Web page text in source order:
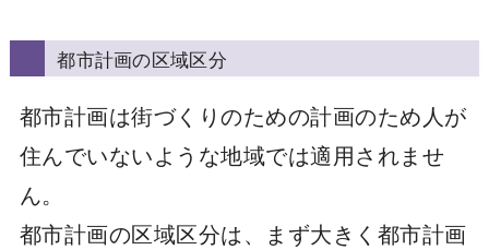
都市計画の区域区分
都市計画は街づくりのための計画のため人が
住んでいないような地域では適用されませ
ん。
都市計画の区域区分は、まず大きく都市計画